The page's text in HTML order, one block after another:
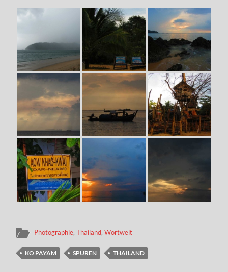
Photographie,Thailand,Wortwelt
KO PAYAM SPUREN THAILAND